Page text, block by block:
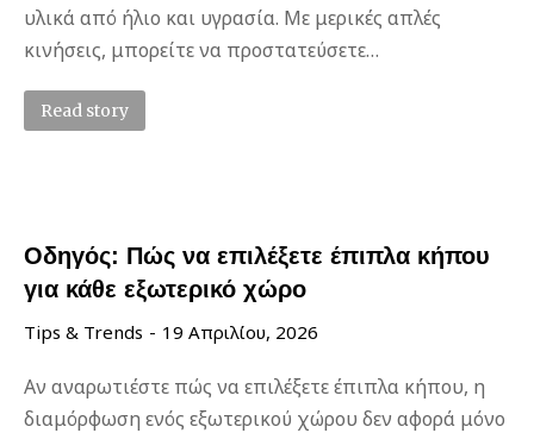
υλικά από ήλιο και υγρασία. Με μερικές απλές
κινήσεις, μπορείτε να προστατεύσετε…
Read story
Οδηγός: Πώς να επιλέξετε έπιπλα κήπου
για κάθε εξωτερικό χώρο
Tips & Trends 19 Απριλίου, 2026
Αν αναρωτιέστε πώς να επιλέξετε έπιπλα κήπου, η
διαμόρφωση ενός εξωτερικού χώρου δεν αφορά μόνο